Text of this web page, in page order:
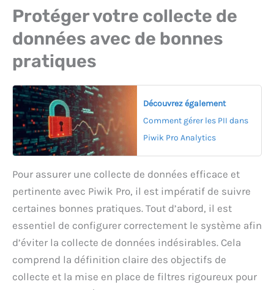
Protéger votre collecte de
données avec de bonnes
pratiques
Découvrez également
Comment gérer les PII dans
Piwik Pro Analytics
Pour assurer une collecte de données efficace et
pertinente avec Piwik Pro, il est impératif de suivre
certaines bonnes pratiques. Tout d’abord, il est
essentiel de configurer correctement le système afin
d’éviter la collecte de données indésirables. Cela
comprend la définition claire des objectifs de
collecte et la mise en place de filtres rigoureux pour